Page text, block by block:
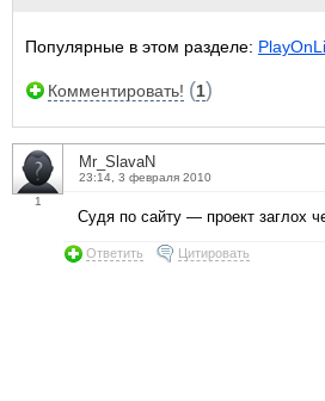
Популярные в этом разделе:
Комментировать! (1)
1
Mr_SlavaN
23:14, 3 февраля 2010
Судя по сайту — проект заглох
Ответить Цитировать